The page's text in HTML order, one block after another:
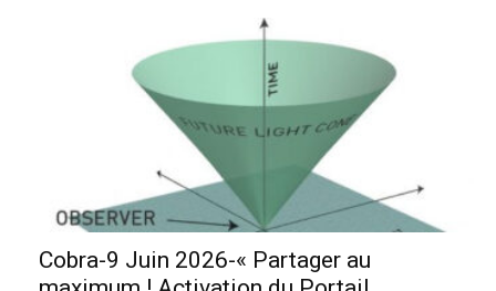
Cobra-9 Juin 2026-« Partager au